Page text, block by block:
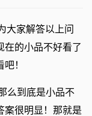
大家解答以上问
在的小品不好看了
！
么到底是小品不
案很明显！那就是